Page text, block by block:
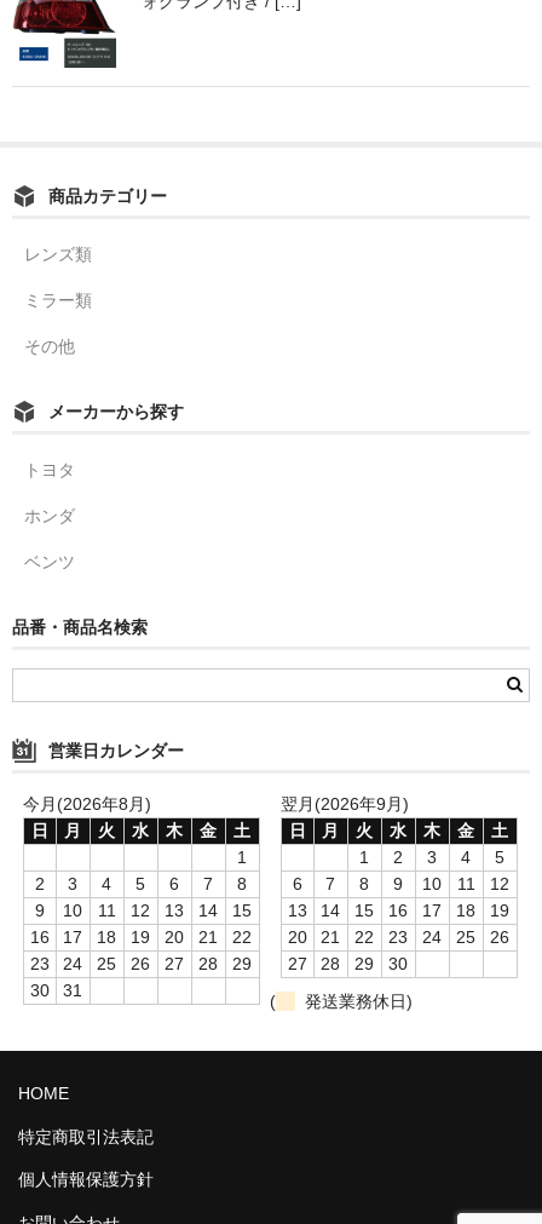
商品カテゴリー
レンズ類
ミラー類
その他
メーカーから探す
トヨタ
ホンダ
ベンツ
品番・商品名検索
営業日カレンダー
今月(2026年8月)
日
月 火 水 木 金
土
1
2
3 4 5 6 7
8
9
10 11 12 13 14
15
16
17 18 19 20 21
22
23
24 25 26 27 28
29
30
31
翌月(2026年9月)
日
月 火 水 木 金
土
1
2 3 4
5
6
7 8 9 10 11
12
13
14 15 16 17 18
19
20
21 22 23 24 25
26
27
28 29
30
(
発送業務休日)
HOME
特定商取引法表記
個人情報保護方針